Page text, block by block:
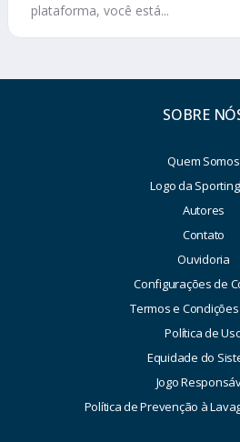
plataforma, você está...
SOBRE
Quem Somos
Logo da
Autores
Contato
Ouvidoria
Configurações de
Termos e
Política de
Equidade do
Jogo
Política de Prevenção à